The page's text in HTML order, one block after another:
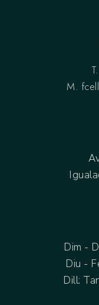
T.
M.
Dim -
Diu -
Dill: